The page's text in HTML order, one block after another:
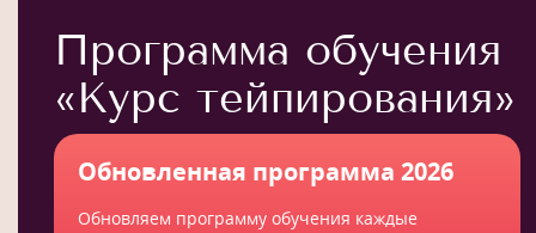
Программа обучения
«Курс тейпирования»
Обновленная программа 2026
Обновляем программу обучения каждые